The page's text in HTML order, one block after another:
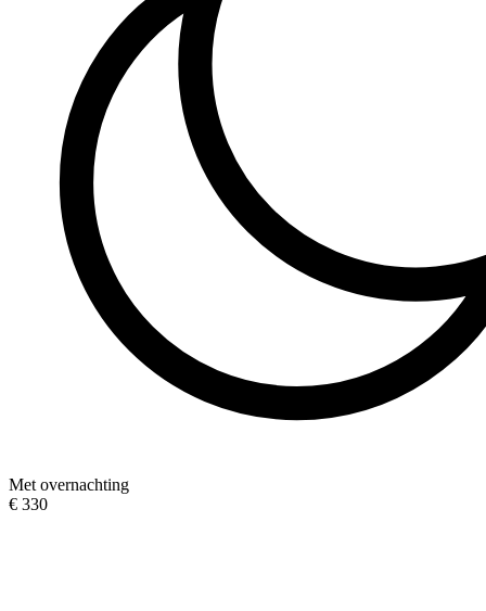
Met overnachting
€ 330